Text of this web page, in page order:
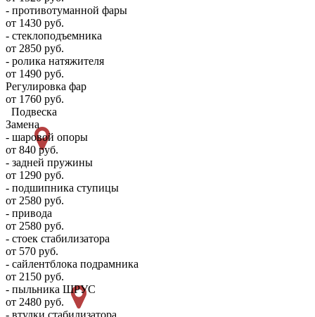
- противотуманной фары
от 1430 руб.
- стеклоподъемника
от 2850 руб.
- ролика натяжителя
от 1490 руб.
Регулировка фар
от 1760 руб.
Подвеска
Замена
- шаровой опоры
от 840 руб.
- задней пружины
от 1290 руб.
- подшипника ступицы
от 2580 руб.
- привода
от 2580 руб.
- стоек стабилизатора
от 570 руб.
- сайлентблока подрамника
от 2150 руб.
- пыльника ШРУС
от 2480 руб.